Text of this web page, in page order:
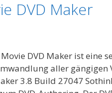
DVD Maker
DVD Maker ist eine
aller gängigen
3.8 Build 27047